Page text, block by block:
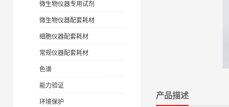
微生物仪器专用试剂
微生物仪器配套耗材
细胞仪器配套耗材
常规仪器配套耗材
色谱
能力验证
环境保护
产品描述